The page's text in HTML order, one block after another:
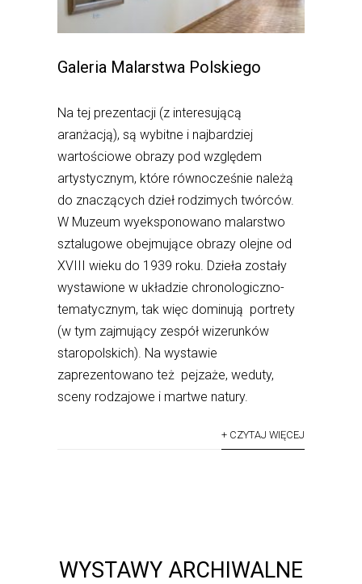
Galeria Malarstwa Polskiego
Na tej prezentacji (z interesującą
aranżacją), są wybitne i najbardziej
wartościowe obrazy pod względem
artystycznym, które równocześnie należą
do znaczących dzieł rodzimych twórców.
W Muzeum wyeksponowano malarstwo
sztalugowe obejmujące obrazy olejne od
XVIII wieku do 1939 roku. Dzieła zostały
wystawione w układzie chronologiczno-
tematycznym, tak więc dominują portrety
(w tym zajmujący zespół wizerunków
staropolskich). Na wystawie
zaprezentowano też pejzaże, weduty,
sceny rodzajowe i martwe natury.
+ CZYTAJ WIĘCEJ
WYSTAWY ARCHIWALNE